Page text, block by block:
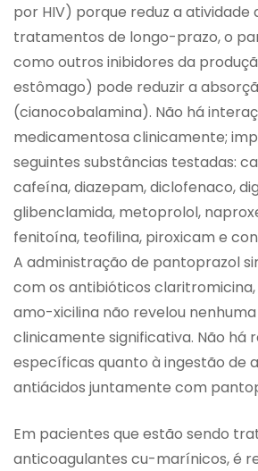
por HIV) porque reduz a atividade
tratamentos de longo-prazo, o
como outros inibidores da
estômago) pode reduzir a
(cianocobalamina). Não há
medicamentosa clinicamente;
seguintes substâncias testadas:
cafeína, diazepam, diclofenaco,
glibenclamida, metoprolol,
fenitoína, teofilina, piroxicam e
A administração de pantoprazol
com os antibióticos
amo-xicilina não revelou
clinicamente significativa. Não há
específicas quanto à ingestão de
antiácidos juntamente com
Em pacientes que estão sendo
anticoagulantes cu-marínicos, é